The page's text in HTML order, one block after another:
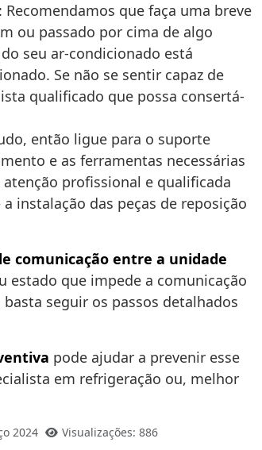
que faça uma breve
ou passado por cima de algo
seu ar-condicionado está
Se não se sentir capaz de
qualificado que possa consertá-
então ligue para o suporte
e as ferramentas necessárias
profissional e qualificada
instalação das peças de reposição
comunicação entre a unidade
estado que impede a comunicação
seguir os passos detalhados
pode ajudar a prevenir esse
em refrigeração ou, melhor
2024 Visualizações: 886